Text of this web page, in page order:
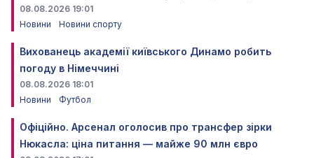
08.08.2026 19:01
Новини
Новини спорту
Вихованець академії київського Динамо робить
погоду в Німеччині
08.08.2026 18:01
Новини
Футбол
Офіційно. Арсенал оголосив про трансфер зірки
Нюкасла: ціна питання — майже 90 млн євро